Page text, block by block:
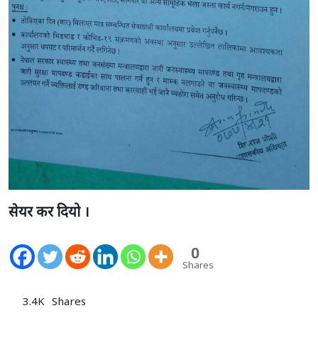
सेयर कर दियो ।
0
Shares
3.4K Shares